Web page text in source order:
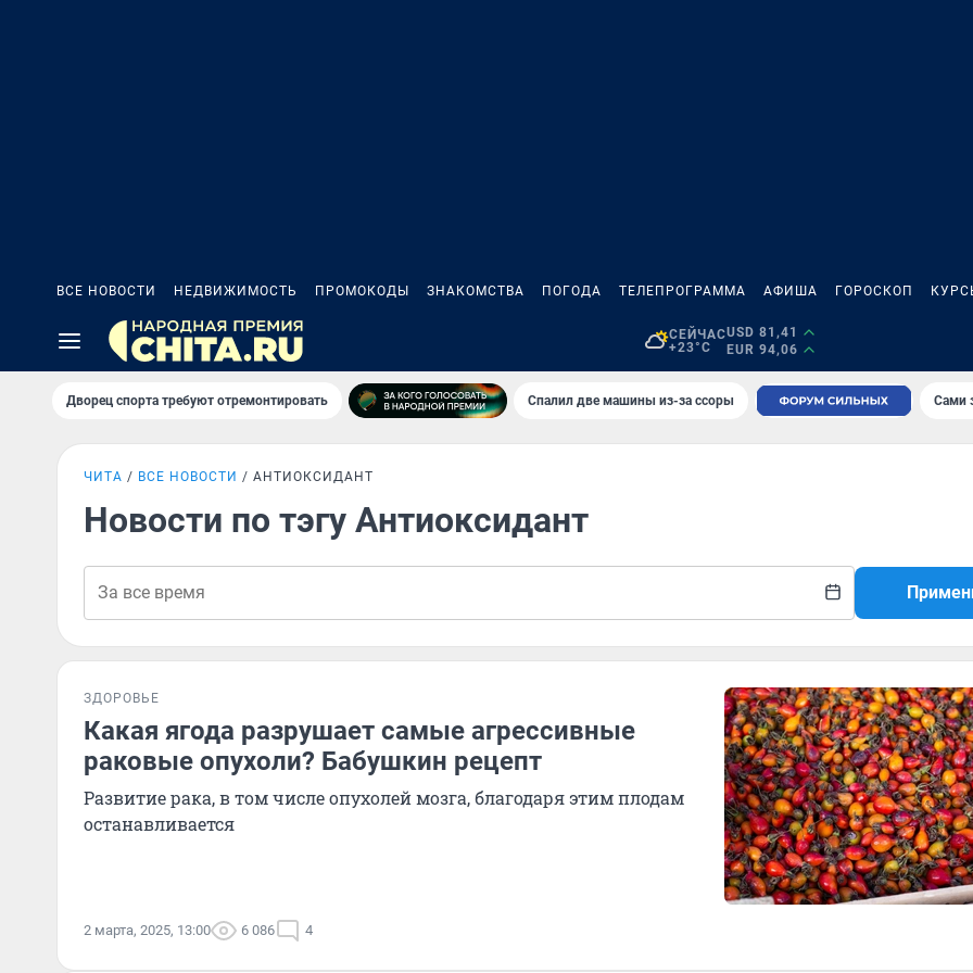
ВСЕ НОВОСТИ НЕДВИЖИМОСТЬ ПРОМОКОДЫ ЗНАКОМСТВА ПОГОДА ТЕЛЕПРОГРАММА АФИША ГОРОСКОП
СЕЙЧАС
+23°C
USD 81,41
EUR 94,06
Дворец спорта требуют отремонтировать Спалил две машины из-за ссоры Сами
ЧИТА ВСЕ НОВОСТИ АНТИОКСИДАНТ
Новости по тэгу Антиоксидант
ЗДОРОВЬЕ
Какая ягода разрушает самые агрессивные
раковые опухоли? Бабушкин рецепт
Развитие рака, в том числе опухолей мозга, благодаря этим плодам
останавливается
2 марта, 2025, 13:00 6 086 4